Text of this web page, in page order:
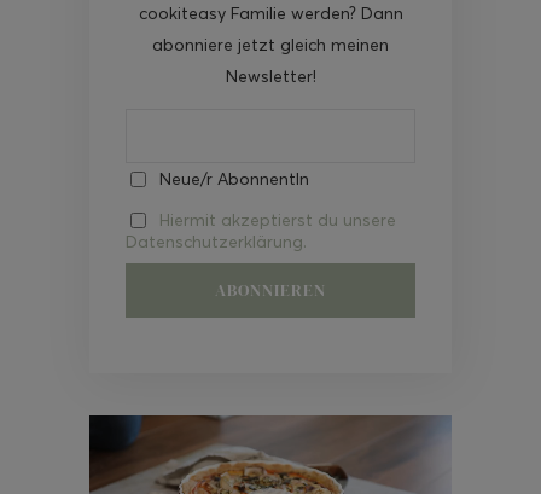
cookiteasy Familie werden? Dann
abonniere jetzt gleich meinen
Newsletter!
Neue/r AbonnentIn
Hiermit akzeptierst du unsere
Datenschutzerklärung.
Video-